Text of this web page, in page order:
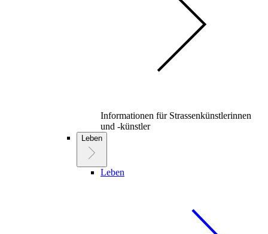
Informationen für Strassenkünstlerinnen
und -künstler
Leben
Leben